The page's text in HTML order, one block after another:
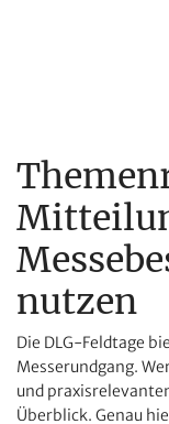
nutzen
Die DLG-Feldtage
Messerundgang.
und
Überblick. Genau